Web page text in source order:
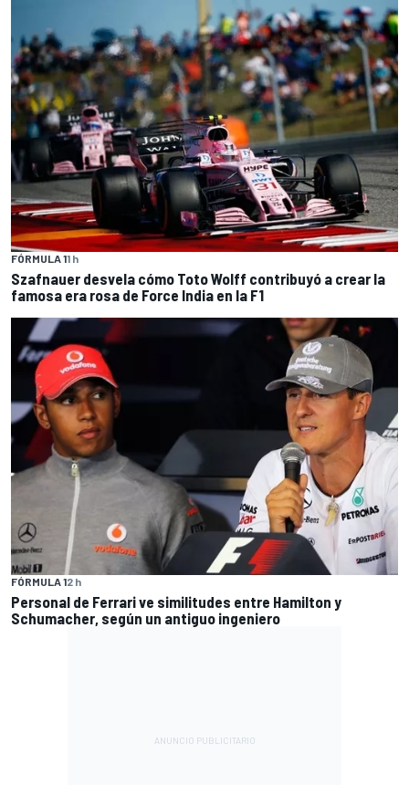
FÓRMULA 11 h
Szafnauer desvela cómo Toto Wolff contribuyó a crear la
famosa era rosa de Force India en la F1
FÓRMULA 12 h
Personal de Ferrari ve similitudes entre Hamilton y
Schumacher, según un antiguo ingeniero